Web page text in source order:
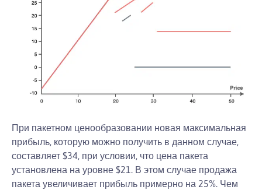
При пакетном ценообразовании новая максимальная
прибыль, которую можно получить в данном случае,
составляет $34, при условии, что цена пакета
установлена на уровне $21. В этом случае продажа
пакета увеличивает прибыль примерно на 25%. Чем